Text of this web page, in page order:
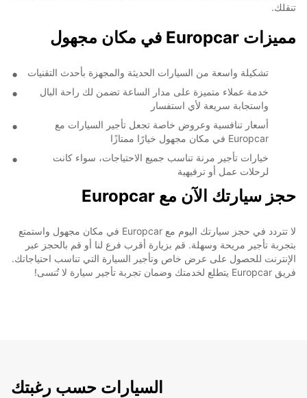
تنقلك.
مميزات Europcar في مكان مجهول
تشكيلة واسعة من السيارات الحديثة والمجهزة بأحدث التقنيات
خدمة عملاء متميزة على مدار الساعة تضمن لك راحة البال
واستجابة سريعة لأي استفسار
أسعار تنافسية وعروض خاصة تجعل تأجير السيارات مع
Europcar في مكان مجهول خيارًا ممتازًا
خيارات تأجير مرنة تناسب جميع الاحتياجات، سواء كانت
لرحلات عمل أو ترفيهية
حجز سيارتك الآن مع Europcar
لا تتردد في حجز سيارتك اليوم مع Europcar في مكان مجهول واستمتع
بتجربة تأجير مريحة وسهلة. قم بزيارة أقرب فرع لنا أو قم بالحجز عبر
الإنترنت للحصول على عرض خاص وتأجير السيارة التي تناسب احتياجاتك.
فريق Europcar يتطلع لخدمتك وضمان تجربة تأجير سيارة لا تُنسى!
السيارات حسب رغبتك